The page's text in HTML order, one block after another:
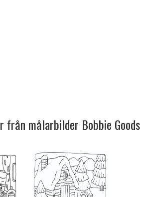
från målarbilder Bobbie Goods